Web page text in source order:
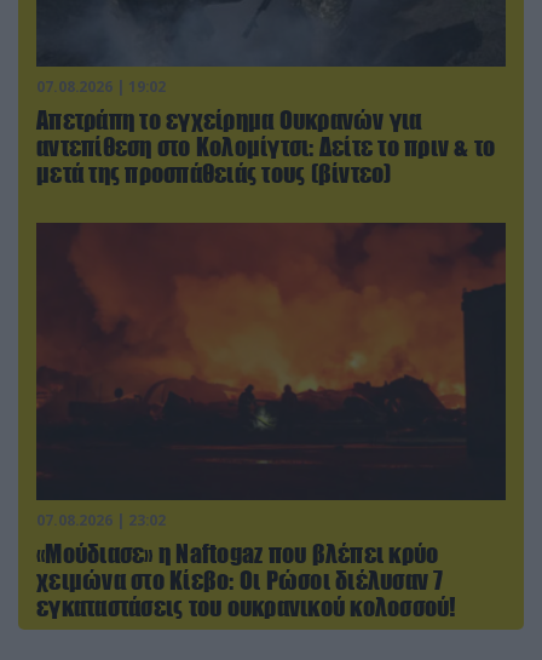
07.08.2026 | 19:02
Απετράπη το εγχείρημα Ουκρανών για
αντεπίθεση στο Κολομίγτσι: Δείτε το πριν & το
μετά της προσπάθειάς τους (βίντεο)
07.08.2026 | 23:02
«Μούδιασε» η Naftogaz που βλέπει κρύο
χειμώνα στο Κίεβο: Οι Ρώσοι διέλυσαν 7
εγκαταστάσεις του ουκρανικού κολοσσού!